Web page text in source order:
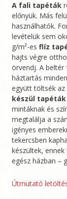
A fali tapéták
előnyük. Más
használhatók.
levételük sem
g/m²-esflíz
hajts végre
örvendj. A beltér
háztartás
együtt töltsék az
készül tapéták
mintáknak és
megtalálja a
igényes
tekercsben
készültek,
egész házban –
Útmutató